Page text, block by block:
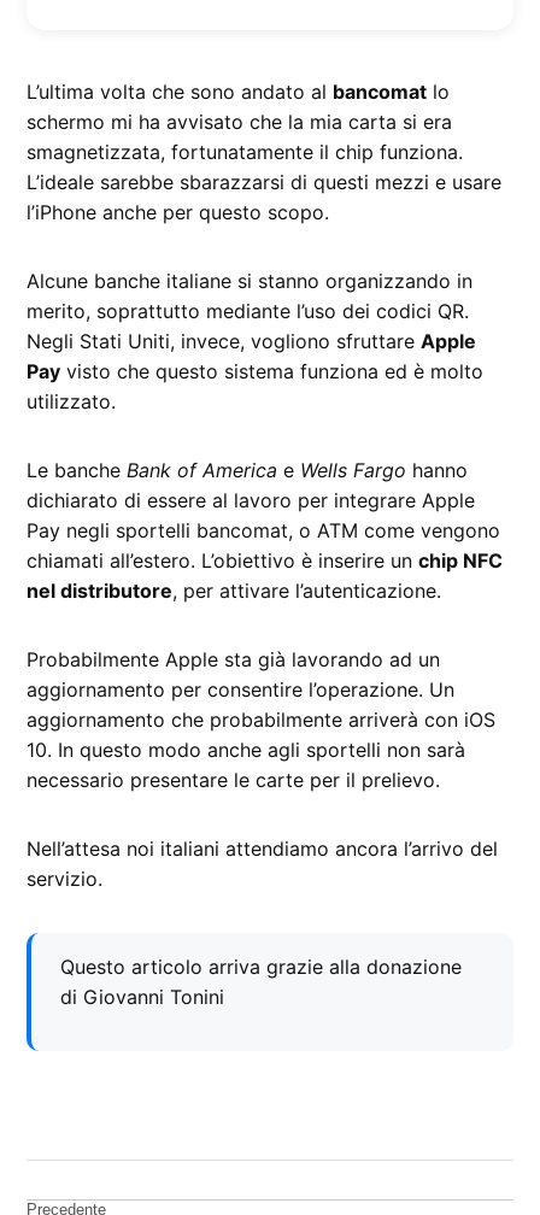
L’ultima volta che sono andato al bancomat lo
schermo mi ha avvisato che la mia carta si era
smagnetizzata, fortunatamente il chip funziona.
L’ideale sarebbe sbarazzarsi di questi mezzi e usare
l’iPhone anche per questo scopo.
Alcune banche italiane si stanno organizzando in
merito, soprattutto mediante l’uso dei codici QR.
Negli Stati Uniti, invece, vogliono sfruttareApple
Pay visto che questo sistema funziona ed è molto
utilizzato.
Le bancheBank of America e Wells Fargo hanno
dichiarato di essere al lavoro per integrare Apple
Pay negli sportelli bancomat, o ATM come vengono
chiamati all’estero. L’obiettivo è inserire unchip NFC
nel distributore, per attivare l’autenticazione.
Probabilmente Apple sta già lavorando ad un
aggiornamento per consentire l’operazione. Un
aggiornamento che probabilmente arriverà con iOS
10. In questo modo anche agli sportelli non sarà
necessario presentare le carte per il prelievo.
Nell’attesa noi italiani attendiamo ancora l’arrivo del
servizio.
Questo articolo arriva grazie alla donazione
di Giovanni Tonini
Precedente